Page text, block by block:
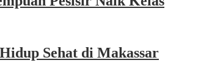
Sehat di Makassar